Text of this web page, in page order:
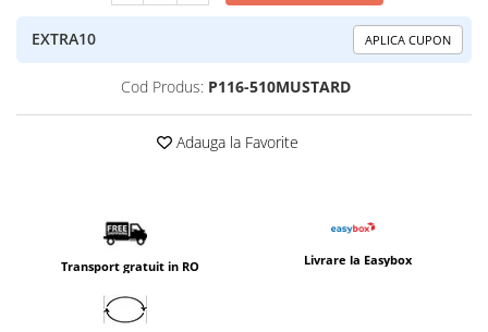
EXTRA10 APLICA CUPON
Cod Produs: P116-510MUSTARD
Adauga la Favorite
Transport gratuit in RO Livrare la Easybox